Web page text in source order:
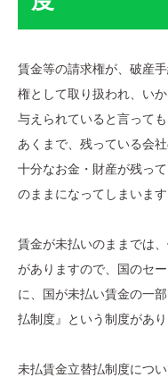
賃金等の請求権が、破産
権として取り扱われ、い
与えられていると言って
あくまで、残っている会
十分なお金・財産が残っ
のままになってしまいます
賃金が未払いのままでは
がありますので、国のセ
に、国が未払い賃金の一
払制度』という制度があり
未払賃金立替払制度につい